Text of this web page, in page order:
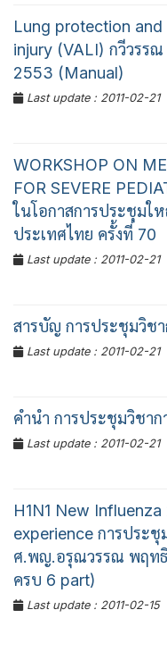
Lung protection
injury (VALI) กวีวรร
2553 (Manual)
Last update : 2011-02-21
WORKSHOP ON
FOR SEVERE
ในโอกาสการประชุมใ
ประเทศไทย ครั้งที่ 70
Last update : 2011-02-21
สารบัญ การประชุมวิช
Last update : 2011-02-21
คำนำ การประชุมวิชา
Last update : 2011-02-21
H1N1 New
experience การประชุ
ศ.พญ.อรุณวรรณ พฤท
ครบ 6 part)
Last update : 2011-02-15